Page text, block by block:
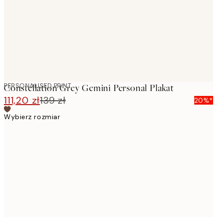
PERSONALISED PRINT
Constellation Grey Gemini Personal Plakat
111,20 zł139 zł
20%*
Wybierz rozmiar